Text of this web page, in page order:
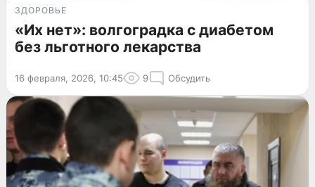
ЗДОРОВЬЕ
«Их нет»: волгоградка с диабетом
без льготного лекарства
16 февраля, 2026, 10:45 9 Обсудить